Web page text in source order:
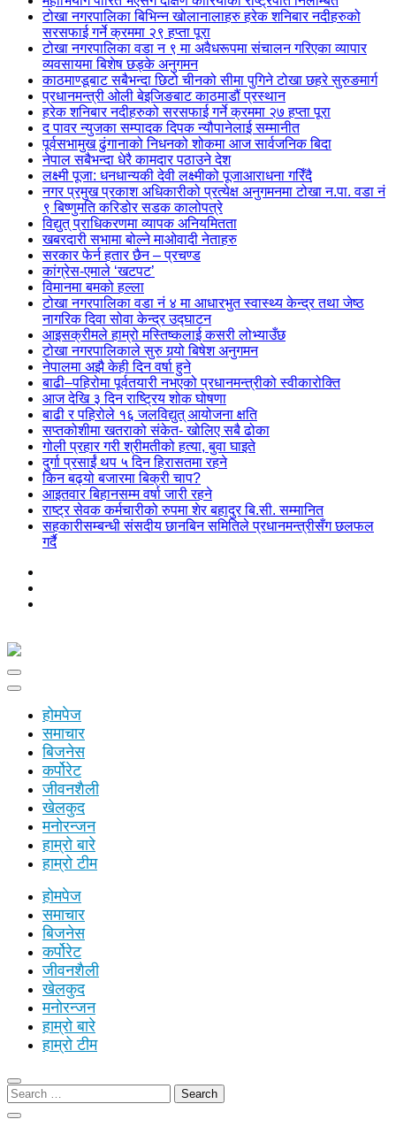
टोखा नगरपालिका बिभिन्न खोलानालाहरु हरेक शनिबार नदीहरुको
सरसफाई गर्ने क्रममा २९ हप्ता पूरा
टोखा नगरपालिका वडा न ९ मा अवैधरूपमा संचालन गरिएका व्यापार
व्यवसायमा बिशेष छड्के अनुगमन
काठमाण्डूबाट सबैभन्दा छिटो चीनको सीमा पुगिने टोखा छहरे सुरुङमार्ग
प्रधानमन्त्री ओली बेइजिङबाट काठमाडौं प्रस्थान
हरेक शनिबार नदीहरुको सरसफाई गर्ने क्रममा २७ हप्ता पूरा
द पावर न्युजका सम्पादक दिपक न्यौपानेलाई सम्मानीत
पूर्वसभामुख ढुंगानाको निधनको शोकमा आज सार्वजनिक बिदा
नेपाल सबैभन्दा धेरै कामदार पठाउने देश
लक्ष्मी पूजा: धनधान्यकी देवी लक्ष्मीको पूजाआराधना गरिँदै
नगर प्रमुख प्रकाश अधिकारीको प्रत्येक्ष अनुगमनमा टोखा न.पा. वडा नं
९ बिष्णुमति करिडोर सडक कालोपत्रे
विद्युत् प्राधिकरणमा व्यापक अनियमितता
खबरदारी सभामा बोल्ने माओवादी नेताहरु
सरकार फेर्न हतार छैन – प्रचण्ड
कांग्रेस-एमाले ‘खटपट’
विमानमा बमको हल्ला
टोखा नगरपालिका वडा नं ४ मा आधारभुत स्वास्थ्य केन्द्र तथा जेष्ठ
नागरिक दिवा सोवा केन्द्र उद्घाटन
आइसक्रीमले हाम्रो मस्तिष्कलाई कसरी लोभ्याउँछ
टोखा नगरपालिकाले सुरु गर्‍यो बिषेश अनुगमन
नेपालमा अझै केही दिन वर्षा हुने
बाढी–पहिरोमा पूर्वतयारी नभएको प्रधानमन्त्रीको स्वीकारोक्ति
आज देखि ३ दिन राष्ट्रिय शोक घोषणा
बाढी र पहिरोले १६ जलविद्युत् आयोजना क्षति
सप्तकोशीमा खतराको संकेत- खोलिए सबै ढोका
गोली प्रहार गरी श्रीमतीको हत्या, बुवा घाइते
दुर्गा प्रसाईं थप ५ दिन हिरासतमा रहने
किन बढ्यो बजारमा बिक्री चाप?
आइतवार बिहानसम्म वर्षा जारी रहने
राष्ट्र सेवक कर्मचारीको रुपमा शेर बहादुर बि.सी. सम्मानित
सहकारीसम्बन्धी संसदीय छानबिन समितिले प्रधानमन्त्रीसँग छलफल
गर्दै
होमपेज
समाचार
बिजनेस
कर्पोरेट
जीवनशैली
खेलकुद
मनोरन्जन
हाम्रो बारे
हाम्रो टीम
होमपेज
समाचार
बिजनेस
कर्पोरेट
जीवनशैली
खेलकुद
मनोरन्जन
हाम्रो बारे
हाम्रो टीम
Search
for: